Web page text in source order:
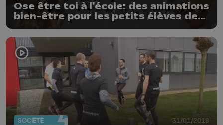
Ose être toi à l'école: des animations
bien-être pour les petits élèves de
Merdorp
SOCIÉTÉ 31/01/2018